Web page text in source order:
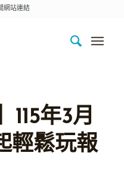
網站連結
115年3月
輕鬆玩報